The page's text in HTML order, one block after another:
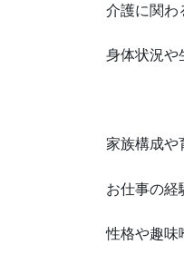
介護に関わ
身体状況や
家族構成や
お仕事の経
性格や趣味